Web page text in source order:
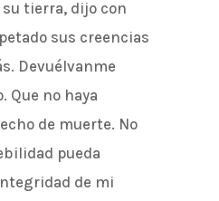
tierra, dijo con
sus creencias
Devuélvanme
Que no haya
de muerte. No
pueda
de mi